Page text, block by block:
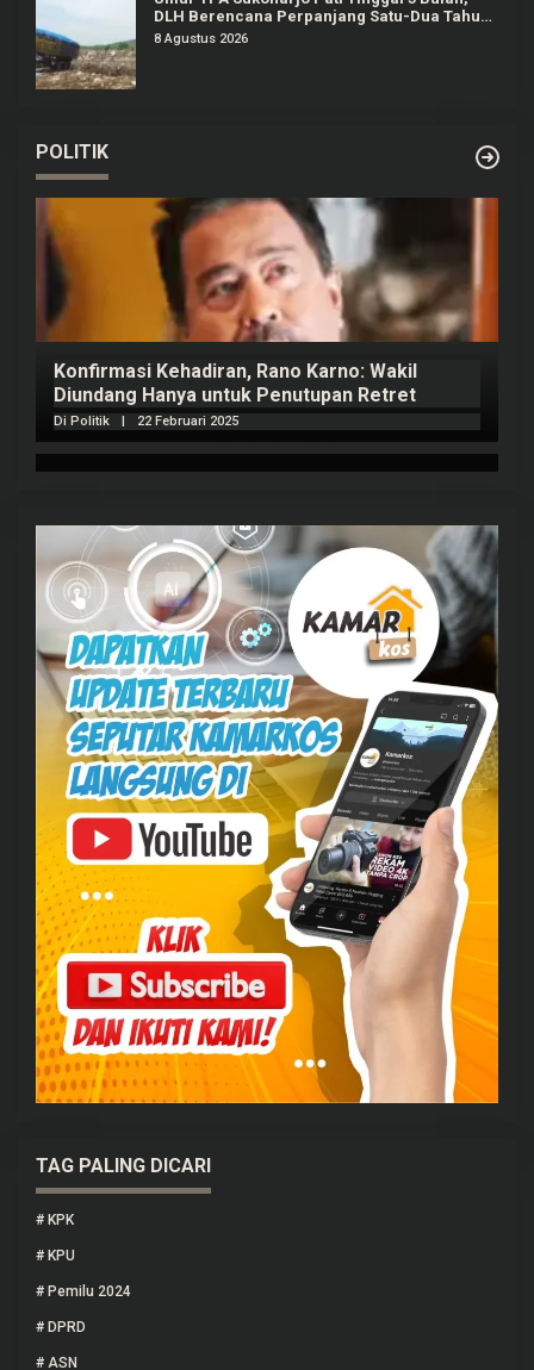
DLH Berencana Perpanjang Satu-Dua Tahun
Lagi
8 Agustus 2026
POLITIK
Konfirmasi Kehadiran, Rano Karno: Wakil
Diundang Hanya untuk Penutupan Retret
Di Politik 22 Februari 2025
TAG PALING DICARI
# KPK
# KPU
# Pemilu 2024
# DPRD
# ASN